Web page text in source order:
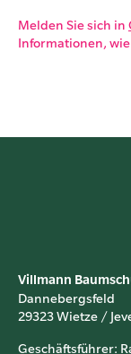
Melden Sie sich in
Informationen,
Villmann
Dannebergsfeld
29323 Wietze /
Geschäftsführer: